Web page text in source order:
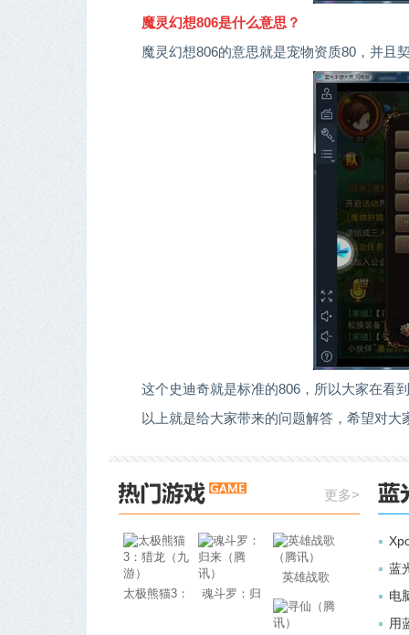
魔灵幻想806是什么意思？
魔灵幻想806的意思就是宠物资质80，并且
这个史迪奇就是标准的806，所以大家在看
以上就是给大家带来的问题解答，希望对
更多>
太极熊猫3：
魂斗罗：归
英雄战歌
（腾讯）
蓝
电
程
用